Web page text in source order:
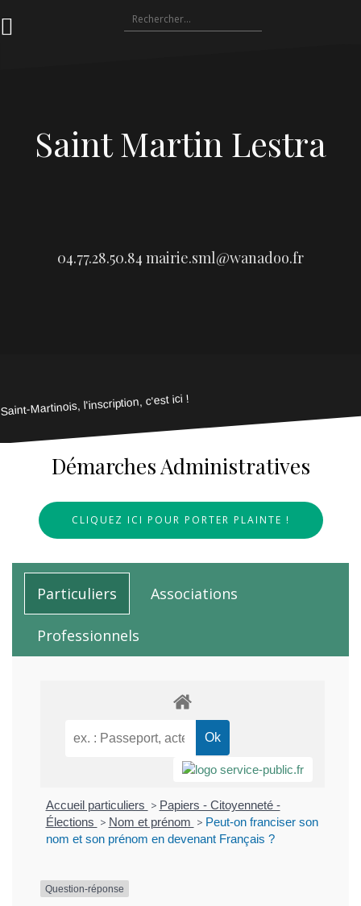
au
Rechercher :
Saint Martin Lestra
04.77.28.50.84 mairie.sml@wanadoo.fr
Saint-Martinois, l'inscription, c'est ici !
Démarches Administratives
CLIQUEZ ICI POUR PORTER PLAINTE !
Particuliers Associations
Professionnels
Accueil particuliers > Papiers - Citoyenneté -
Élections > Nom et prénom > Peut-on franciser son
nom et son prénom en devenant Français ?
Question-réponse